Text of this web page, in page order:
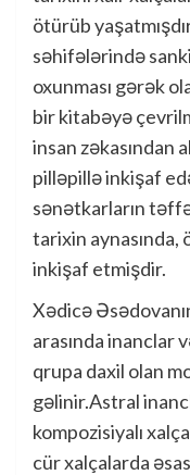
ötürüb
səhifələrində
oxunması gərək
bir kitabəyə
insan zəkasından
pilləpillə inkişaf
sənətkarların
tarixin aynasında,
inkişaf etmişdir.
Xədicə
arasında inanclar
qrupa daxil olan
gəlinir.Astral
kompozisiyalı
cür xalçalarda